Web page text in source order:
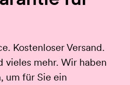
Kostenloser Versand.
vieles mehr. Wir haben
um für Sie ein